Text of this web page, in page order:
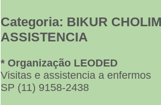
Categoria: BIKUR
ASSISTENCIA
* Organização LEODED
Visitas e assistencia a enfermos
SP (11) 9158-2438